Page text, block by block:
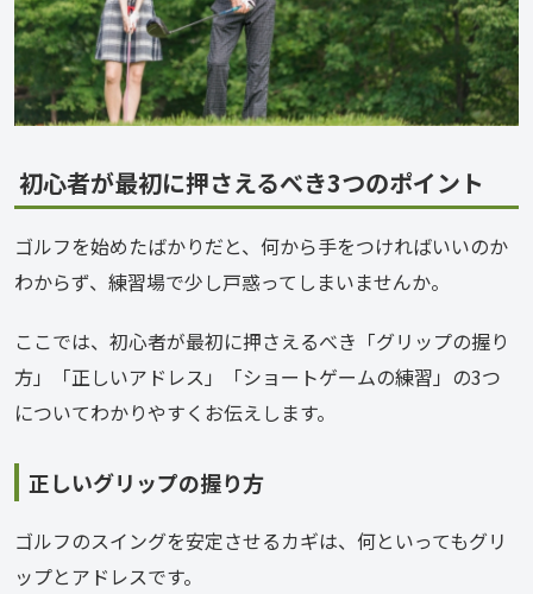
初心者が最初に押さえるべき3つのポイント
ゴルフを始めたばかりだと、何から手をつければいいのか
わからず、練習場で少し戸惑ってしまいませんか。
ここでは、初心者が最初に押さえるべき「グリップの握り
方」「正しいアドレス」「ショートゲームの練習」の3つ
についてわかりやすくお伝えします。
正しいグリップの握り方
ゴルフのスイングを安定させるカギは、何といってもグリ
ップとアドレスです。